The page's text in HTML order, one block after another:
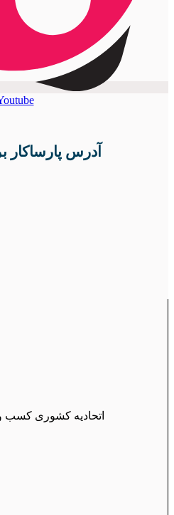
آدرس پارساکار
اتحادیه کشوری کسب